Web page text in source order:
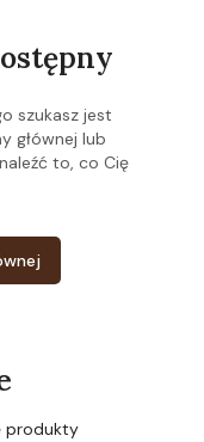
szukasz jest
głównej lub
to, co Cię
produkty